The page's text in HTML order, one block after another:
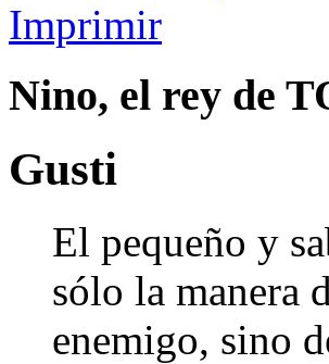
Imprimir
Nino, el rey de
Gusti
El pequeño y
sólo la manera
enemigo, sino